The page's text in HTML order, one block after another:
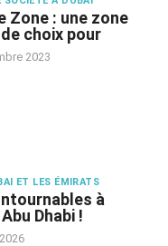
Zone : une zone
choix pour
2023
ET LES ÉMIRATS
à
Dhabi !